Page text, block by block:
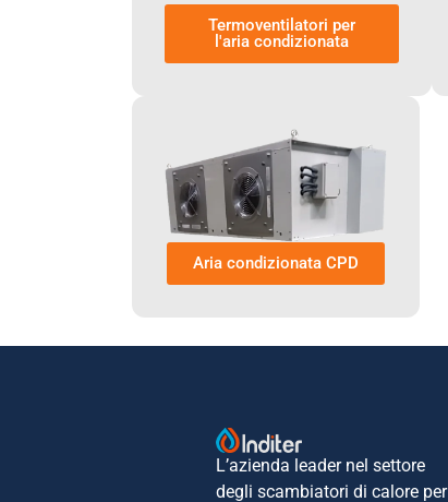
Termoventilatori per
l'aria condizionata
Aria condizionata CPD
L’azienda leader nel settore
degli scambiatori di calore per